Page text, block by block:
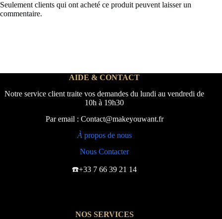
Seulement clients qui ont acheté ce produit peuvent laisser un
commentaire.
AIDE & CONTACT
Notre service client traite vos demandes du lundi au vendredi de
10h à 19h30
Par email : Contact@makeyouwant.fr
À propos de nous
Nous Contacter
☎️+33 7 66 39 21 14
NOS SERVICES